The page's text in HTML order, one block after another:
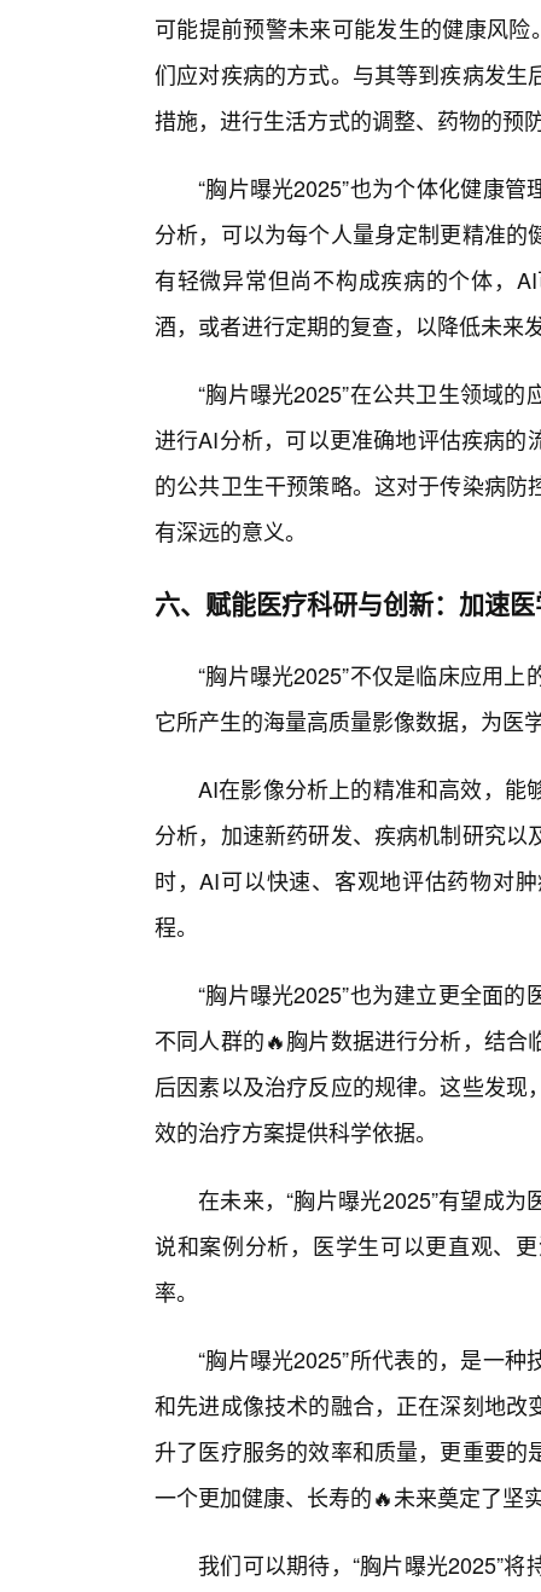
可能提前预警未来可能发生的健康风
们应对疾病的方式。与其等到疾病发
措施，进行生活方式的调整、药物的预
“胸片曝光2025”也为个体化健康
分析，可以为每个人量身定制更精准
有轻微异常但尚不构成疾病的个体，
酒，或者进行定期的复查，以降低未来
“胸片曝光2025”在公共卫生领域
进行AI分析，可以更准确地评估疾病
的公共卫生干预策略。这对于传染病
有深远的意义。
六、赋能医疗科研与创新：加速
“胸片曝光2025”不仅是临床应用
它所产生的海量高质量影像数据，为医
AI在影像分析上的精准和高效，能
分析，加速新药研发、疾病机制研究
时，AI可以快速、客观地评估药物对
程。
“胸片曝光2025”也为建立更全面
不同人群的🔥胸片数据进行分析，结
后因素以及治疗反应的规律。这些发
效的治疗方案提供科学依据。
在未来，“胸片曝光2025”有望成
说和案例分析，医学生可以更直观、
率。
“胸片曝光2025”所代表的，是一
和先进成像技术的融合，正在深刻地
升了医疗服务的效率和质量，更重要
一个更加健康、长寿的🔥未来奠定了坚
我们可以期待，“胸片曝光2025”